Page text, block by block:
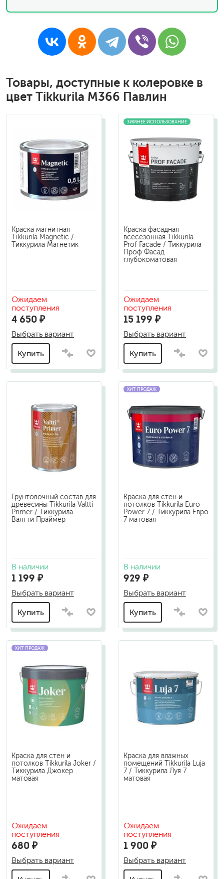
Товары, доступные к колеровке в
цвет Tikkurila M366 Павлин
Краска магнитная
Tikkurila Magnetic /
Тиккурила Магнетик
Ожидаем
поступления
4 650 ₽
Выбрать вариант
Купить
ЗИМНЕЕ ИСПОЛЬЗОВАНИЕ
Краска фасадная
всесезонная Tikkurila
Prof Facade / Тиккурила
Проф Фасад
глубокоматовая
Ожидаем
поступления
15 199 ₽
Выбрать вариант
Купить
Грунтовочный состав для
древесины Tikkurila Valtti
Primer / Тиккурила
Валтти Праймер
В наличии
1 199 ₽
Выбрать вариант
Купить
ХИТ ПРОДАЖ
Краска для стен и
потолков Tikkurila Euro
Power 7 / Тиккурила Евро
7 матовая
В наличии
929 ₽
Выбрать вариант
Купить
ХИТ ПРОДАЖ
Краска для стен и
потолков Tikkurila Joker /
Тиккурила Джокер
матовая
Ожидаем
поступления
680 ₽
Выбрать вариант
Краска для влажных
помещений Tikkurila Luja
7 / Тиккурила Луя 7
матовая
Ожидаем
поступления
1 900 ₽
Выбрать вариант